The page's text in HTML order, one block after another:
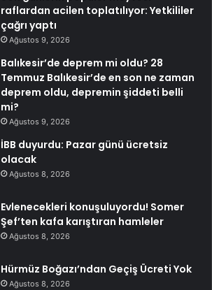
raflardan acilen toplatılıyor: Yetkililer
çağrı yaptı
Ağustos 9, 2026
Balıkesir’de deprem mi oldu? 28
Temmuz Balıkesir’de en son ne zaman
deprem oldu, depremin şiddeti belli
mi?
Ağustos 9, 2026
İBB duyurdu: Pazar günü ücretsiz
olacak
Ağustos 8, 2026
Evlenecekleri konuşuluyordu! Somer
Şef’ten kafa karıştıran hamleler
Ağustos 8, 2026
Hürmüz Boğazı’ndan Geçiş Ücreti Yok
Ağustos 8, 2026